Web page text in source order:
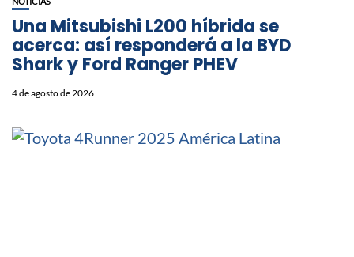
Una Mitsubishi L200 híbrida se
acerca: así responderá a la BYD
Shark y Ford Ranger PHEV
4 de agosto de 2026